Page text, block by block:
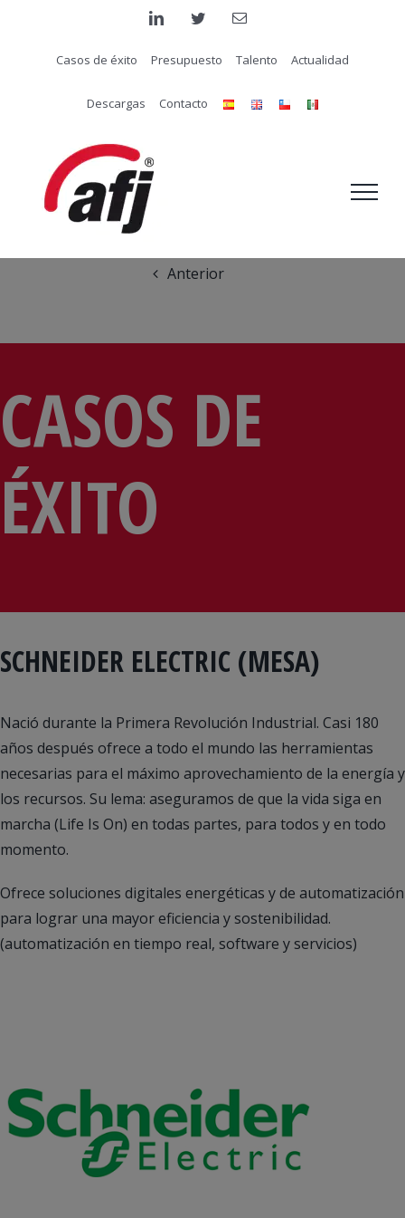
contenido
linkedintwitter Correo
Casos de éxito Presupuesto Talento Actualidad
Descargas Contacto
Anterior
CASOS DE
ÉXITO
SCHNEIDER ELECTRIC (MESA)
Nació durante la Primera Revolución Industrial. Casi 180
años después ofrece a todo el mundo las herramientas
necesarias para el máximo aprovechamiento de la energía y
los recursos. Su lema: aseguramos de que la vida siga en
marcha (Life Is On) en todas partes, para todos y en todo
momento.
Ofrece soluciones digitales energéticas y de automatización
para lograr una mayor eficiencia y sostenibilidad.
(automatización en tiempo real, software y servicios)